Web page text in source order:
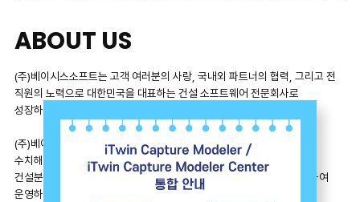
ABOUT US
(주)베이시스소프트는 고객 여러분의 사랑, 국내외 파트너의 협력, 그리고 전
직원의 노력으로 대한민국을 대표하는 건설 소프트웨어 전문회사로
성장하였습니다.
(주)베이시스소프트는 BIM(Building Information Modeling), 최신
수치해석 기법, 최첨단 건설 기술의 융합 및 꾸준한 연구개발을 통해서
건설분야 전문 기업으로 도약 중이며, 다양한 국가에 해외 법인을 설립하여
운영하고 있습니다.